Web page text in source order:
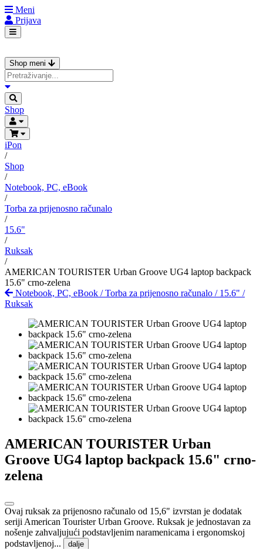
Meni
Prijava
Shop meni
Shop
iPon
/
Shop
/
Notebook, PC, eBook
/
Torba za prijenosno računalo
/
15.6"
/
Ruksak
/
AMERICAN TOURISTER Urban Groove UG4 laptop backpack
15.6" crno-zelena
Notebook, PC, eBook /Torba za prijenosno računalo / 15.6" /
Ruksak
AMERICAN TOURISTER Urban
Groove UG4 laptop backpack 15.6" crno-
zelena
Ovaj ruksak za prijenosno računalo od 15,6" izvrstan je dodatak
seriji American Tourister Urban Groove. Ruksak je jednostavan za
nošenje zahvaljujući podstavljenim naramenicama i ergonomskoj
podstavljenoj...
dalje